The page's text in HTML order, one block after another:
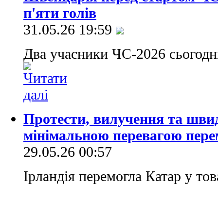
п'яти голів
31.05.26 19:59
Два учасники ЧС-2026
Протести, вилучення та
мінімальною перевагою
29.05.26 00:57
Ірландія перемогла Катар у